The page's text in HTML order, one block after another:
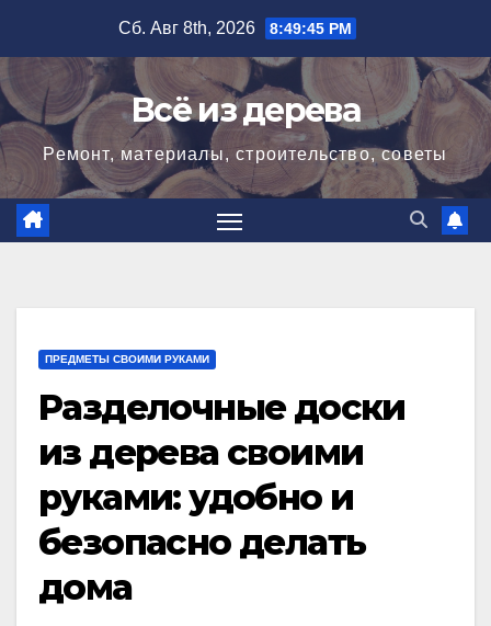
содержимому
Сб. Авг 8th, 2026 8:49:46 PM
Всё из дерева
Ремонт, материалы, строительство, советы
ПРЕДМЕТЫ СВОИМИ РУКАМИ
Разделочные доски
из дерева своими
руками: удобно и
безопасно делать
дома